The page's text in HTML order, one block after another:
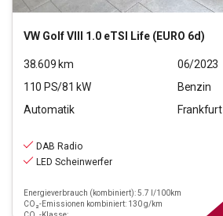
VW Golf VIII 1.0 eTSI Life (EURO 6d)
38.609 km
06/2023
110 PS/81 kW
Benzin
Automatik
DAB Radio
LED Scheinwerfer
Energieverbrauch (kombiniert): 5.7 l/100km
CO₂-Emissionen kombiniert: 130 g/km